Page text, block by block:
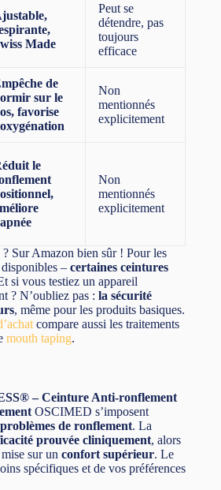
Made
Peut se
détendre, pas
toujours
efficace
de
sur le
favorise
Non
mentionnés
explicitement
le
Non
mentionnés
explicitement
? Sur Amazon bien sûr ! Pour les
– certaines ceintures
si vous testiez un appareil
? N’oubliez pas : la sécurité
, même pour les produits basiques.
compare aussi les traitements
mouth taping.
– Ceinture Anti-ronflement
OSCIMED s’imposent
de ronflement. La
prouvée cliniquement, alors
sur un confort supérieur. Le
spécifiques et de vos préférences